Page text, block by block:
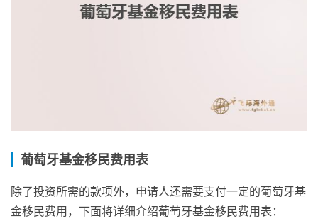
葡萄牙基金移民费用表
除了投资所需的款项外，申请人还需要支付一定的葡萄牙基
金移民费用，下面将详细介绍葡萄牙基金移民费用表：